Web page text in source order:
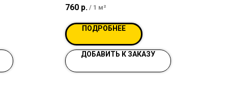
Песчаная подушка - 30 см.
Слой первый - щебень
известняковый 40/70, 20 см.
Слой второй - щебень
известняковый, 20/40, 15 см.
Слой третий - щебень гранитный,
760 р. / 1 м²
ПОДРОБНЕЕ
ДОБАВИТЬ К ЗАКАЗУ